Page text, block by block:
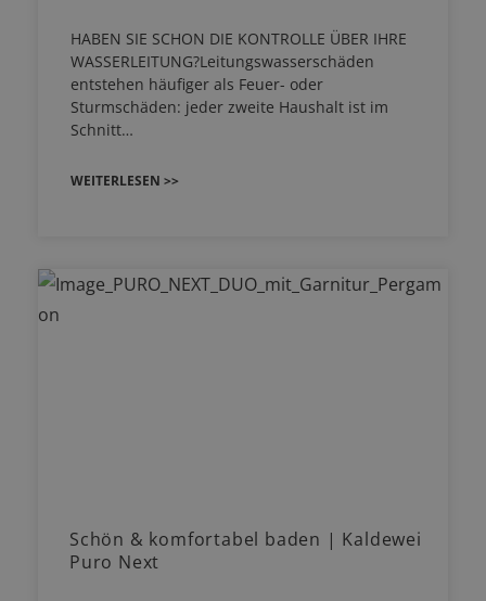
HABEN SIE SCHON DIE KONTROLLE ÜBER IHRE
WASSERLEITUNG?Leitungswasserschäden
entstehen häufiger als Feuer- oder
Sturmschäden: jeder zweite Haushalt ist im
Schnitt…
WEITERLESEN >>
Schön & komfortabel baden | Kaldewei
Puro Next